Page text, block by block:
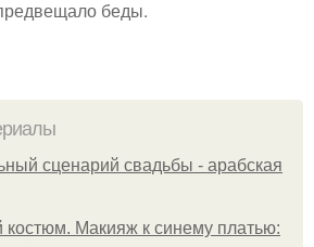
беды.
сценарий свадьбы - арабская
костюм. Макияж к синему платью: